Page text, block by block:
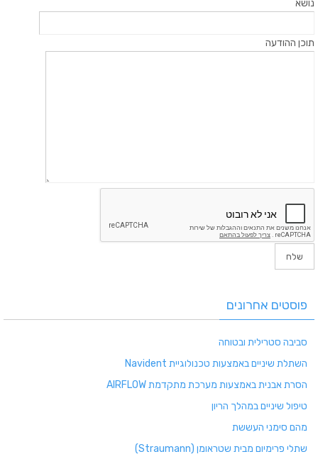
נושא
תוכן ההודעה
פוסטים אחרונים
סביבה סטרילית ובטוחה
השתלת שיניים באמצעות טכנולוגיית Navident
הסרת אבנית באמצעות מערכת מתקדמת AIRFLOW
טיפול שיניים במהלך הריון
מהם סימני העששת
שתלי פרימיום מבית שטראומן (Straumann)